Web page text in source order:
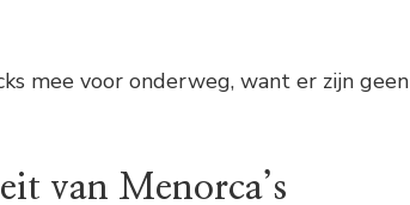
mee voor onderweg, want er zijn geen
van Menorca’s